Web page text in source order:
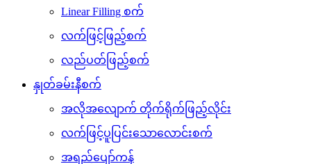
Linear Filling စက်
လက်ဖြင့်ဖြည့်စက်
လည်ပတ်ဖြည့်စက်
နှုတ်ခမ်းနီစက်
အလိုအလျောက် တိုက်ရိုက်ဖြည့်လိုင်း
လက်ဖြင့်ပူပြင်းသောလောင်းစက်
အရည်ပျော်ကန်